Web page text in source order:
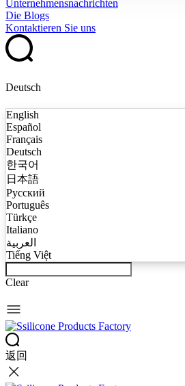
Unternehmensnachrichten
Die Blogs
Kontaktieren Sie uns
Deutsch
English
Español
Français
Deutsch
한국어
日本語
Русский
Português
Türkçe
Italiano
العربية
Tiếng Việt
Clear
返回